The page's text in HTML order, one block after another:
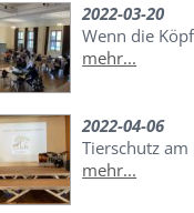
2022-03-20
Wenn die
mehr...
2022-04-06
Tierschutz am
mehr...